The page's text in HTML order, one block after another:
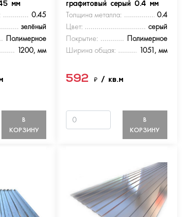
мм
0.45
зелёный
Полимерное
1200, мм
В
КОРЗИНУ
графитовый серый 0.4 мм
Толщина металла:
0.4
Цвет:
серый
Покрытие:
Полимерное
Ширина общая:
1051, мм
592 ₽ / кв.м
В
КОРЗИНУ